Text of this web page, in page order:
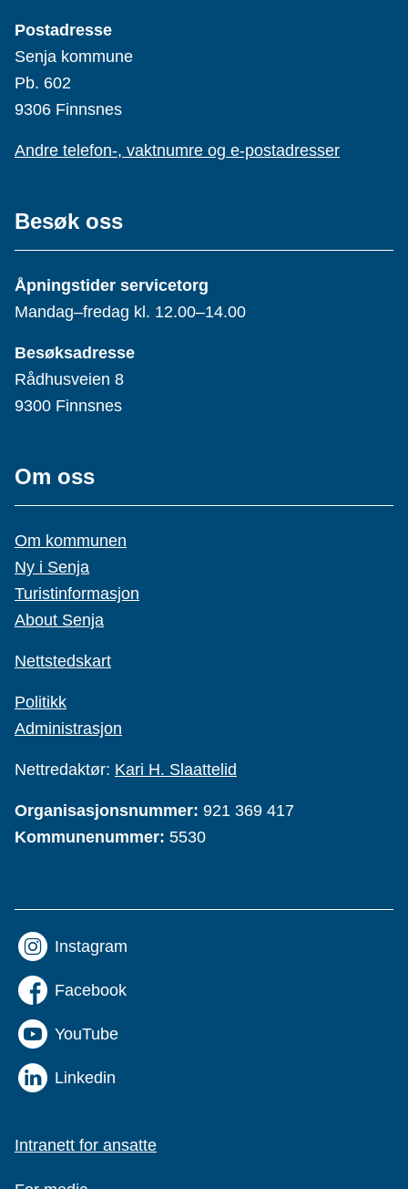
Postadresse
Senja kommune
Pb. 602
9306 Finnsnes
Andre telefon-, vaktnumre og e-postadresser
Besøk oss
Åpningstider servicetorg
Mandag–fredag kl. 12.00–14.00
Besøksadresse
Rådhusveien 8
9300 Finnsnes
Om oss
Om kommunen
Ny i Senja
Turistinformasjon
About Senja
Nettstedskart
Politikk
Administrasjon
Nettredaktør: Kari H. Slaattelid
Organisasjonsnummer: 921 369 417
Kommunenummer: 5530
Instagram
Facebook
YouTube
Linkedin
Intranett for ansatte